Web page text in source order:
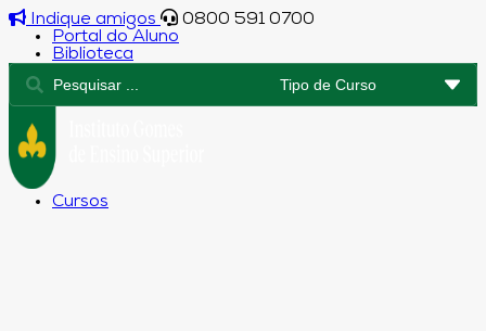
Indique amigos
0800 591 0700
Portal do Aluno
Biblioteca
Cursos